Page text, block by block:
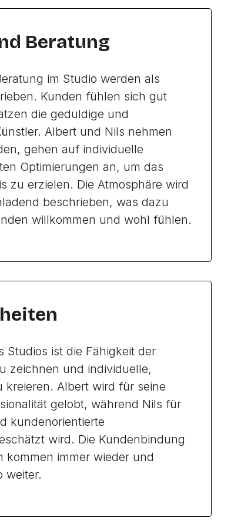
Beratung
im Studio werden als
Kunden fühlen sich gut
die geduldige und
Albert und Nils nehmen
gehen auf individuelle
Optimierungen an, um das
zu erzielen. Die Atmosphäre wird
beschrieben, was dazu
willkommen und wohl fühlen.
Studios ist die Fähigkeit der
zeichnen und individuelle,
kreieren. Albert wird für seine
gelobt, während Nils für
kundenorientierte
wird. Die Kundenbindung
kommen immer wieder und
weiter.